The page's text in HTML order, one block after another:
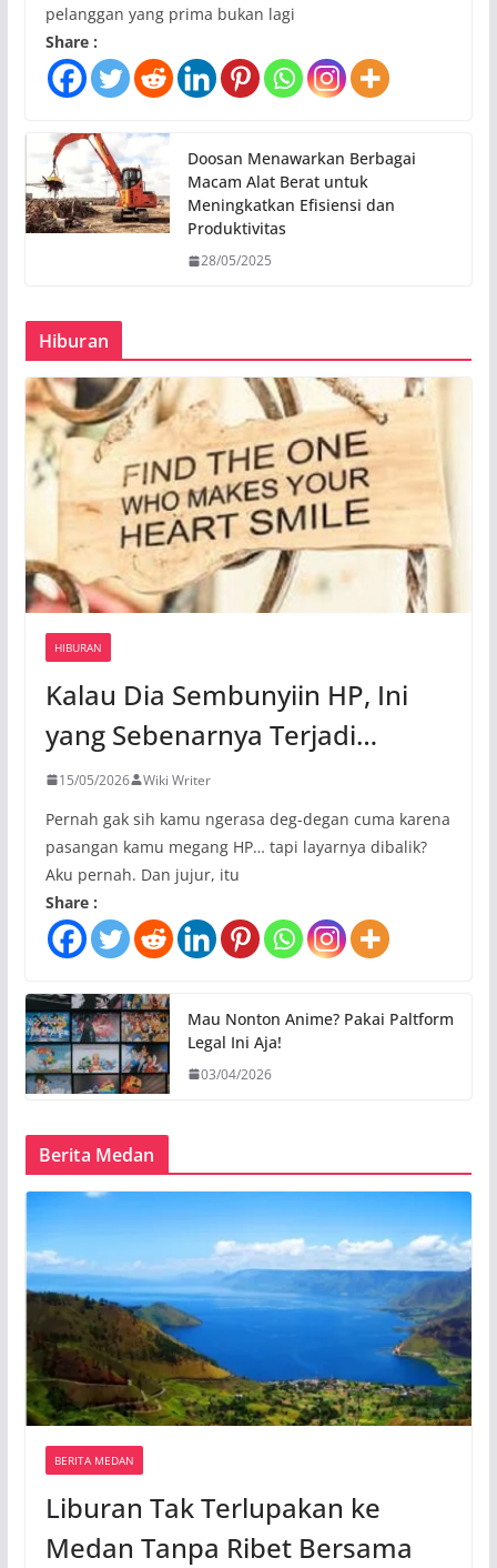
pelanggan yang prima bukan lagi
Share :
Doosan Menawarkan Berbagai
Macam Alat Berat untuk
Meningkatkan Efisiensi dan
Produktivitas
28/05/2025
Hiburan
HIBURAN
Kalau Dia Sembunyiin HP, Ini
yang Sebenarnya Terjadi…
15/05/2026 Wiki Writer
Pernah gak sih kamu ngerasa deg-degan cuma karena
pasangan kamu megang HP… tapi layarnya dibalik?
Aku pernah. Dan jujur, itu
Share :
Mau Nonton Anime? Pakai Paltform
Legal Ini Aja!
03/04/2026
Berita Medan
BERITA MEDAN
Liburan Tak Terlupakan ke
Medan Tanpa Ribet Bersama